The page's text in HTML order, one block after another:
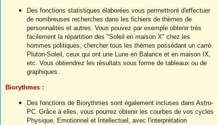
Des fonctions statistiques élaborées vous permettront d'effectuer
de nombreuses recherches dans les fichiers de thèmes de
personnalités et autres. Vous pouvez par exemple obtenir très
facilement la répartition des "Soleil en maison X" chez les
hommes politiques, chercher tous les thèmes possédant un carré
Pluton-Soleil, ceux qui ont une Lune en Balance et en maison IX,
etc. Vous obtiendrez les résultats sous forme de tableaux ou de
graphiques.
Biorythmes :
Des fonctions de Biorythmes sont également incluses dans Astro-
PC. Grâce à elles, vous pourrez obtenir les courbes de vos cycles
Physique, Emotionnel et Intellectuel, avec l'interprétation